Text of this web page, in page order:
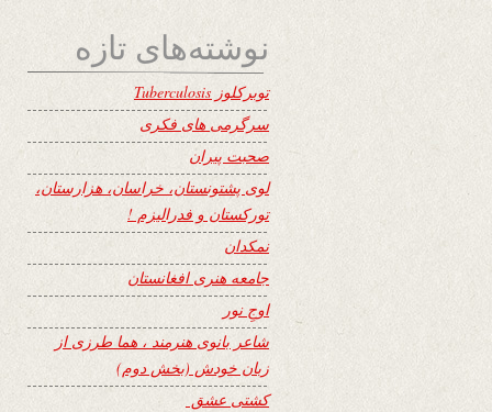
نوشته‌های تازه
توبرکلوز Tuberculosis
سرگرمی های فکری
صحبت پیران
لوی پشتونستان، خراسان، هزارستان،
تورکستان و فدرالیزم !
نمکدان
جامعه هنری افغانستان
اوجِ نور
شاعر بانوی هنرمند ، هما طرزی از
زبان خودش (بخش دوم)
کشتی عشق